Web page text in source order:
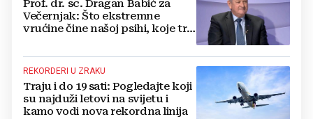
Prof. dr. sc. Dragan Babić za
Večernjak: Što ekstremne
vrućine čine našoj psihi, koje tri
boriti...
REKORDERI U ZRAKU
Traju i do 19 sati: Pogledajte koji
su najduži letovi na svijetu i
kamo vodi nova rekordna linija